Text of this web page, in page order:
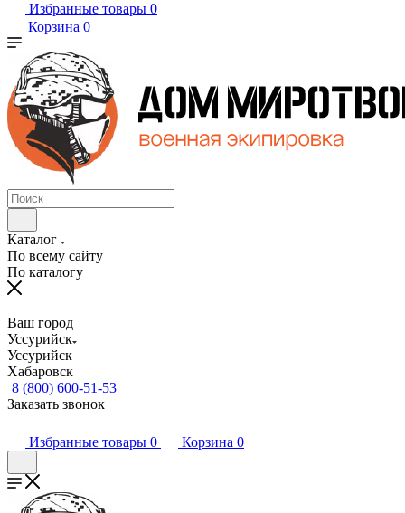
Избранные товары 0
Корзина 0
Каталог
По всему сайту
По каталогу
Ваш город
Уссурийск
Уссурийск
Хабаровск
8 (800) 600-51-53
Заказать звонок
Избранные товары 0 Корзина 0